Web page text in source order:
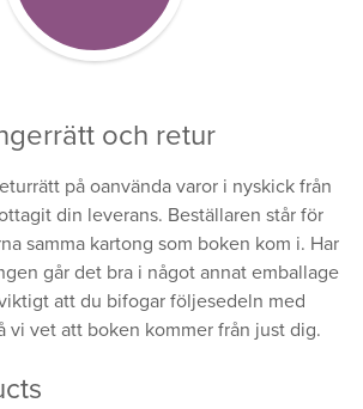
och retur
på oanvända varor i nyskick från
din leverans. Beställaren står för
samma kartong som boken kom i. Har
går det bra i något annat emballage
att du bifogar följesedeln med
vi vet att boken kommer från just dig.